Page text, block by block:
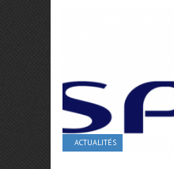
ACTUALITÉS